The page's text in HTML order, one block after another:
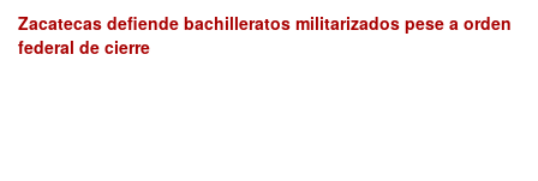
Zacatecas defiende bachilleratos militarizados pese a orden
federal de cierre